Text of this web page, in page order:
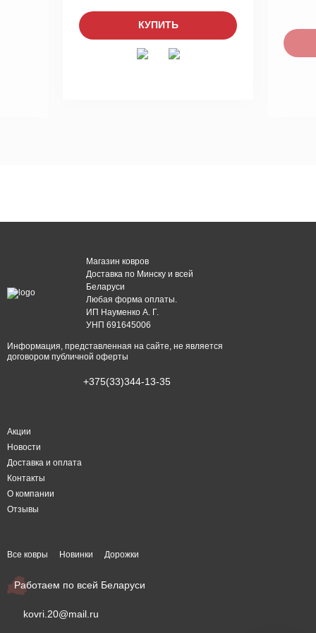
КУПИТЬ
Магазин ковров
Доставка по Минску и всей
Беларуси
Любая форма оплаты.
ИП Науменко А. Г.
УНП 691645006
Информация, представленная на сайте, не является
договором публичной оферты
+375(33)344-13-35
Акции
Новости
Доставка и оплата
Контакты
О компании
Отзывы
Все ковры Новинки Дорожки
Работаем по всей Беларуси
kovri.20@mail.ru